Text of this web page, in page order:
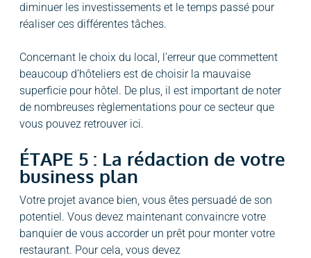
diminuer les investissements et le temps passé pour
réaliser ces différentes tâches.
Concernant le choix du local, l’erreur que commettent
beaucoup d’hôteliers est de choisir la mauvaise
superficie pour hôtel. De plus, il est important de noter
de nombreuses règlementations pour ce secteur que
vous pouvez retrouver ici.
ÉTAPE 5 : La rédaction de votre
business plan
Votre projet avance bien, vous êtes persuadé de son
potentiel. Vous devez maintenant convaincre votre
banquier de vous accorder un prêt pour monter votre
restaurant. Pour cela, vous devez